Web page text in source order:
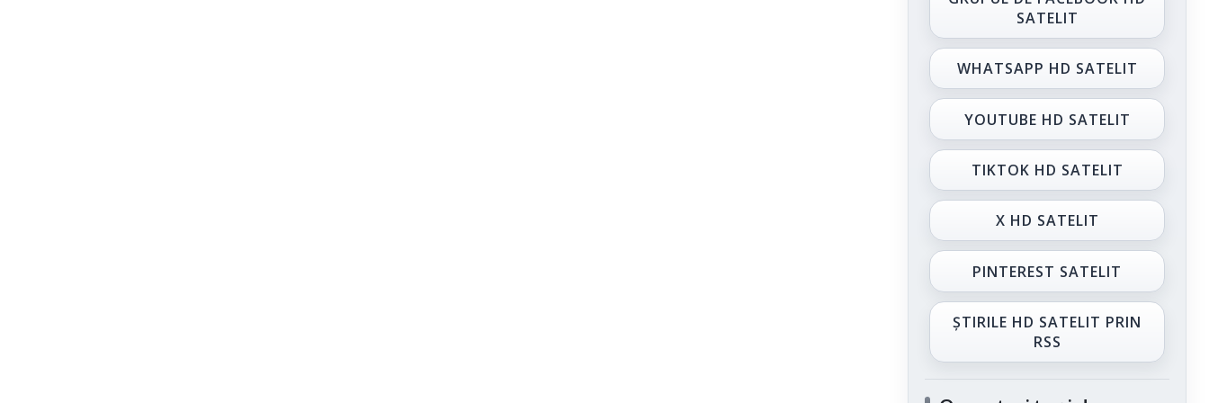
SATELIT
WHATSAPP HD SATELIT
YOUTUBE HD SATELIT
TIKTOK HD SATELIT
X HD SATELIT
PINTEREST SATELIT
ȘTIRILE HD SATELIT PRIN
RSS